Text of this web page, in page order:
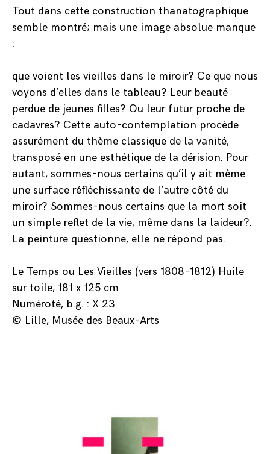
Tout dans cette construction thanatographique
semble montré; mais une image absolue manque
:
que voient les vieilles dans le miroir? Ce que nous
voyons d’elles dans le tableau? Leur beauté
perdue de jeunes filles? Ou leur futur proche de
cadavres? Cette auto-contemplation procède
assurément du thème classique de la vanité,
transposé en une esthétique de la dérision. Pour
autant, sommes-nous certains qu’il y ait même
une surface réfléchissante de l’autre côté du
miroir? Sommes-nous certains que la mort soit
un simple reflet de la vie, même dans la laideur?.
La peinture questionne, elle ne répond pas.
Le Temps ou Les Vieilles (vers 1808-1812) Huile
sur toile, 181 x 125 cm
Numéroté, b.g. : X 23
© Lille, Musée des Beaux-Arts